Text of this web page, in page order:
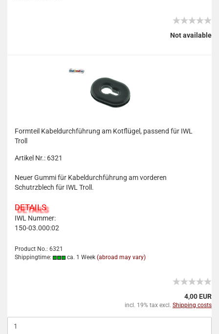
Not available
Formteil Kabeldurchführung am Kotflügel, passend für IWL
Troll
Artikel Nr.: 6321
Neuer Gummi für Kabeldurchführung am vorderen
Schutrzblech für IWL Troll.
DETAILS
IWL Nummer:
150-03.000:02
Product No.: 6321
Shippingtime:
ca. 1 Week (abroad may vary)
4,00 EUR
incl. 19% tax excl. Shipping costs